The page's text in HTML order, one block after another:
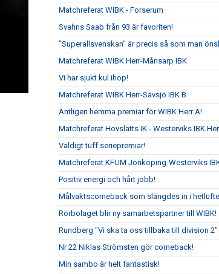
Matchreferat WIBK - Forserum
Svahns Saab från 93 är favoriten!
"Superallsvenskan" är precis så som man
Matchreferat WIBK Herr-Månsarp IBK
Vi har sjukt kul ihop!
Matchreferat WIBK Herr-Sävsjö IBK B
Äntligen hemma premiär för WIBK Herr A!
Matchreferat Hovslätts IK - Westerviks IBK
Väldigt tuff seriepremiär!
Matchreferat KFUM Jönköping-Westerviks
Positiv energi och hårt jobb!
Målvaktscomeback som slängdes in i
Rörbolaget blir ny samarbetspartner till WIBK!
Rundberg "Vi ska ta oss tillbaka till division 2"
Nr 22 Niklas Strömsten gör comeback!
Min sambo är helt fantastisk!